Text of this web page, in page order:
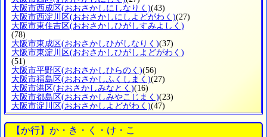
大阪市西成区(おおさかしにしなりく)(43)
大阪市西淀川区(おおさかしにしよどがわく)(27)
大阪市東住吉区(おおさかしひがしすみよしく)
(78)
大阪市東成区(おおさかしひがしなりく)(37)
大阪市東淀川区(おおさかしひがしよどがわく)
(51)
大阪市平野区(おおさかしひらのく)(56)
大阪市福島区(おおさかしふくしまく)(27)
大阪市港区(おおさかしみなとく)(16)
大阪市都島区(おおさかしみやこじまく)(23)
大阪市淀川区(おおさかしよどがわく)(47)
【か行】か・き・く・け・こ